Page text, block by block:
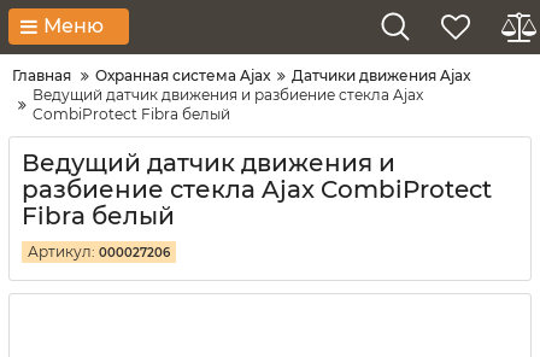
Меню
Главная Охранная система Ajax
Датчики движения Ajax
Ведущий датчик движения и разбиение стекла Ajax
CombiProtect Fibra белый
Ведущий датчик движения и
разбиение стекла Ajax CombiProtect
Fibra белый
Артикул: 000027206